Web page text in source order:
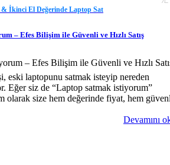
& İkinci El Değerinde Laptop Sat
– Efes Bilişim ile Güvenli ve Hızlı Satış
– Efes Bilişim ile Güvenli ve Hızlı
eski laptopunu satmak isteyip nereden
Eğer siz de “Laptop satmak istiyorum”
olarak size hem değerinde fiyat, hem
Devamını